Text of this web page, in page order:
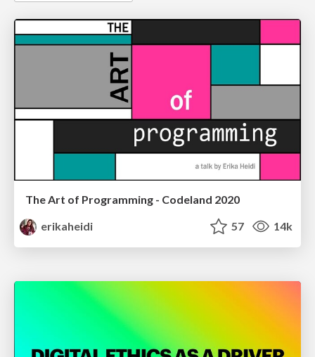
The Art of Programming - Codeland 2020
erikaheidi
57 14k